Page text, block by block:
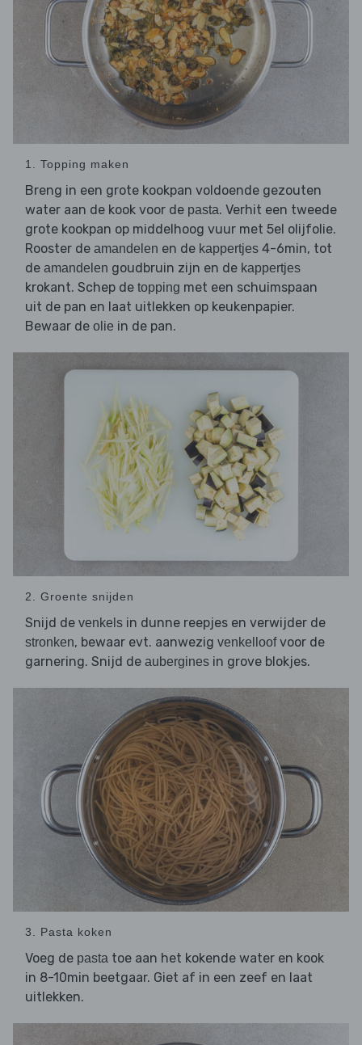
1. Topping maken
Breng in een grote kookpan voldoende gezouten
water aan de kook voor de pasta. Verhit een tweede
grote kookpan op middelhoog vuur met 5el olijfolie.
Rooster de amandelen en de kappertjes 4-6min, tot
de amandelen goudbruin zijn en de kappertjes
krokant. Schep de topping met een schuimspaan
uit de pan en laat uitlekken op keukenpapier.
Bewaar de olie in de pan.
2. Groente snijden
Snijd de venkels in dunne reepjes en verwijder de
stronken, bewaar evt. aanwezig venkelloofvoor de
garnering. Snijd de aubergines in grove blokjes.
3. Pasta koken
Voeg de pasta toe aan het kokende water en kook
in 8-10min beetgaar. Giet af in een zeef en laat
uitlekken.